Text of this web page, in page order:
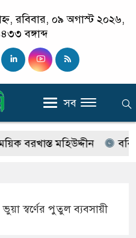
রবিবার, ০৯ অগাস্ট ২০২৬,
বঙ্গাব্দ
সব
মহিউদ্দীন ববি সংলগ্ন
স্বর্ণের পুতুল ব্যবসায়ী